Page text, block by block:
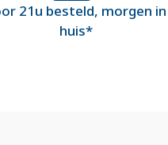
21u besteld, morgen in
huis*